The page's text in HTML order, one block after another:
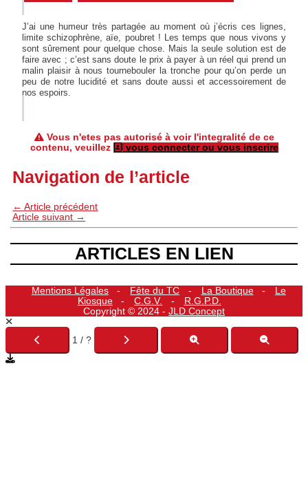
J’ai une humeur très partagée au moment où j’écris ces lignes,
limite schizophrène, aïe, poubret ! Les temps que nous vivons y
sont sûrement pour quelque chose. Mais la seule solution est de
faire avec ; c’est sans doute le prix à payer à un réel qui prend un
malin plaisir à nous tournebouler la tronche pour qu’on perde un
peu de notre lucidité et sans doute aussi et accessoirement de
nos espoirs.
Vous n'etes pas autorisé à voir l'integralité de ce
contenu, veuillez
vous connecter ou vous inscrire
Navigation de l’article
← Article précédent
Article suivant →
ARTICLES EN LIEN
Mentions Légales Fête du TC La Boutique
Le
Kiosque
C.G.V.
R.G.P.D.
Copyright © 2024 - JLD Concept
1 / ?